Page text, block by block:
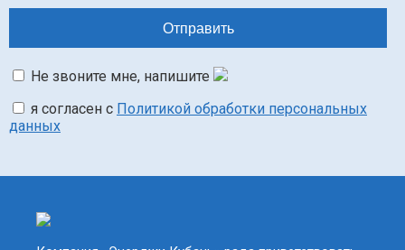
Не звоните мне, напишите
я согласен с Политикой обработки персональных
данных